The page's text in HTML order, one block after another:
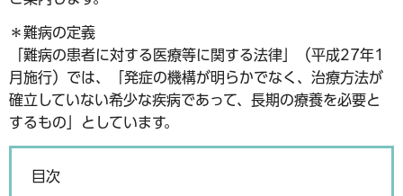
＊難病の定義
「難病の患者に対する医療等に関する法律」（平成27年1
月施行）では、「発症の機構が明らかでなく、治療方法が
確立していない希少な疾病であって、長期の療養を必要と
するもの」としています。
目次